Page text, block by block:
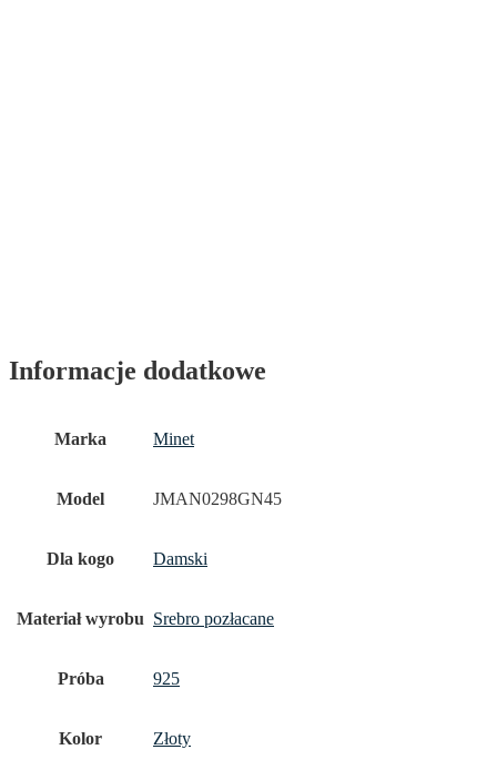
Informacje dodatkowe
Marka Minet
Model JMAN0298GN45
Dla kogo Damski
Materiał wyrobu Srebro pozłacane
Próba 925
Kolor Złoty